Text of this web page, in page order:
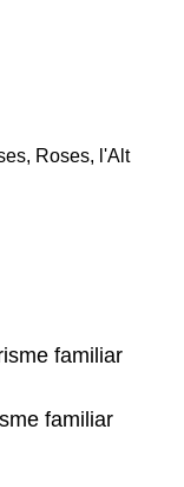
Roses, l'Alt
familiar